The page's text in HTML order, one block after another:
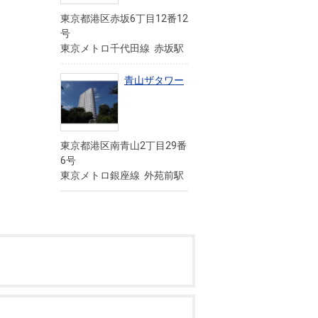
東京都港区赤坂6丁目12番12
号
東京メトロ千代田線 赤坂駅
青山ザタワー
東京都港区南青山2丁目29番
6号
東京メトロ銀座線 外苑前駅